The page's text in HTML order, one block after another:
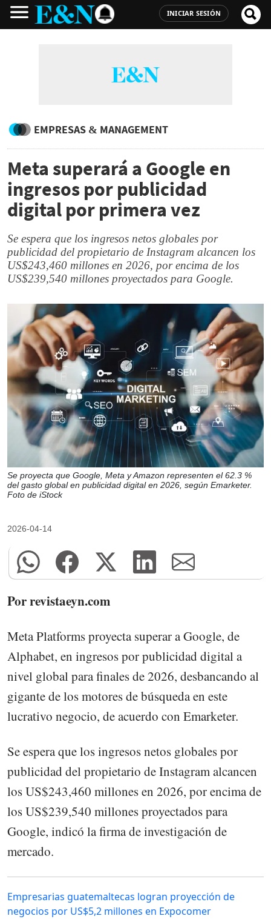
INICIAR SESIÓN
EMPRESAS & MANAGEMENT
Meta superará a Google en
ingresos por publicidad
digital por primera vez
Se espera que los ingresos netos globales por
publicidad del propietario de Instagram alcancen los
US$243,460 millones en 2026, por encima de los
US$239,540 millones proyectados para Google.
Se proyecta que Google, Meta y Amazon representen el 62.3 %
del gasto global en publicidad digital en 2026, según Emarketer.
Foto de iStock
2026-04-14
Por revistaeyn.com
Meta Platforms proyecta superar a Google, de
Alphabet, en ingresos por publicidad digital a
nivel global para finales de 2026, desbancando al
gigante de los motores de búsqueda en este
lucrativo negocio, de acuerdo con Emarketer.
Se espera que los ingresos netos globales por
publicidad del propietario de Instagram alcancen
los US$243,460 millones en 2026, por encima de
los US$239,540 millones proyectados para
Google, indicó la firma de investigación de
mercado.
Empresarias guatemaltecas logran proyección de
negocios por US$5,2 millones en Expocomer